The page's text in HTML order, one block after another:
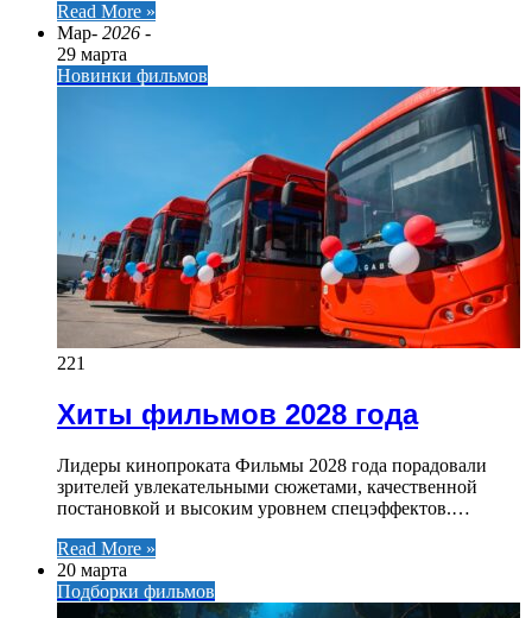
Read More »
Мар- 2026 -
29 марта
Новинки фильмов
221
Хиты фильмов 2028 года
Лидеры кинопроката Фильмы 2028 года порадовали
зрителей увлекательными сюжетами, качественной
постановкой и высоким уровнем спецэффектов.…
Read More »
20 марта
Подборки фильмов